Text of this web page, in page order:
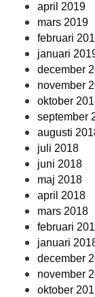
april 2019
mars 2019
februari
januari
december
november
oktober
september
augusti
juli 2018
juni 2018
maj 2018
april 2018
mars 2018
februari
januari
december
november
oktober